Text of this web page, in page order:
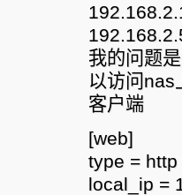
我的问题
以访问nas
客户端
[web]
type = http
local_ip =